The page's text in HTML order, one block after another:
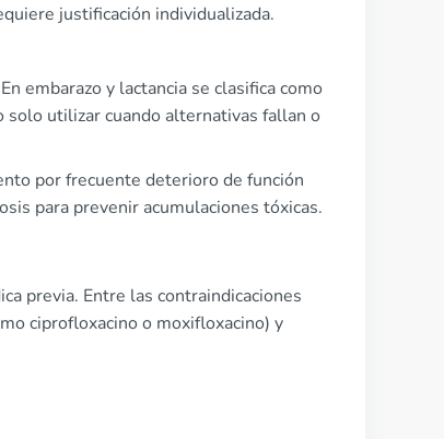
justificación individualizada.
embarazo y lactancia se clasifica como
solo utilizar cuando alternativas fallan o
por frecuente deterioro de función
para prevenir acumulaciones tóxicas.
previa. Entre las contraindicaciones
ciprofloxacino o moxifloxacino) y